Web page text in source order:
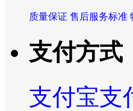
质量保证 售后服务标准
支付方式
支付宝支